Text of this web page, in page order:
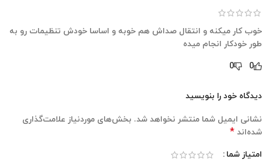
خوب کار میکنه و انتقال صداش هم خوبه و اساسا خودش تنظیمات رو به
طور خودکار انجام میده
0
0
دیدگاه خود را بنویسید
نشانی ایمیل شما منتشر نخواهد شد. بخش‌های موردنیاز علامت‌گذاری
شده‌اند *
امتیاز شما